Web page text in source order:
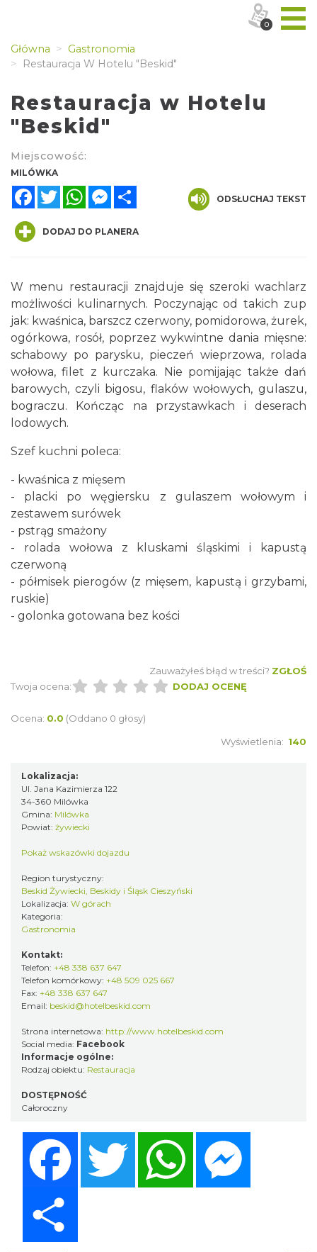
Główna
Gastronomia
Restauracja W Hotelu "Beskid"
Restauracja w Hotelu
"Beskid"
Miejscowość:
MILÓWKA
FacebookTwitterWhatsAppMessenger
ODSŁUCHAJ TEKST
DODAJ DO PLANERA
W menu restauracji znajduje się szeroki wachlarz
możliwości kulinarnych. Poczynając od takich zup
jak: kwaśnica, barszcz czerwony, pomidorowa, żurek,
ogórkowa, rosół‚ poprzez wykwintne dania mięsne:
schabowy po parysku, pieczeń wieprzowa, rolada
wołowa, filet z kurczaka. Nie pomijając także dań
barowych, czyli bigosu, flaków wołowych, gulaszu,
bograczu. Kończąc na przystawkach i deserach
lodowych.
Szef kuchni poleca:
- kwaśnica z mięsem
- placki po węgiersku z gulaszem wołowym i
zestawem surówek
- pstrąg smażony
- rolada wołowa z kluskami śląskimi i kapustą
czerwoną
- półmisek pierogów (z mięsem, kapustą i grzybami,
ruskie)
- golonka gotowana bez kości
Zauważyłeś błąd w treści? ZGŁOŚ
Twoja ocena:
DODAJ OCENĘ
Ocena: 0.0 (Oddano 0 głosy)
Wyświetlenia: 140
Lokalizacja:
Ul. Jana Kazimierza 122
34-360 Milówka
Gmina: Milówka
Powiat: żywiecki
Pokaż wskazówki dojazdu
Region turystyczny:
Beskid Żywiecki, Beskidy i Śląsk Cieszyński
Lokalizacja: W górach
Kategoria:
Gastronomia
Kontakt:
Telefon: +48 338 637 647
Telefon komórkowy: +48 509 025 667
Fax: +48 338 637 647
Email: beskid@hotelbeskid.com
Strona internetowa: http://www.hotelbeskid.com
Social media: Facebook
Informacje ogólne:
Rodzaj obiektu: Restauracja
DOSTĘPNOŚĆ
Całoroczny
Twitter WhatsApp
0